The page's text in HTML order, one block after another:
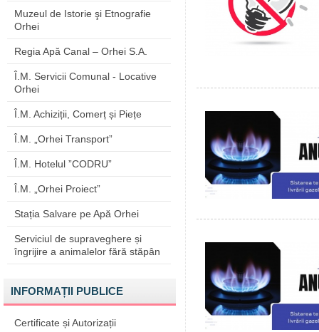
Muzeul de Istorie şi Etnografie
Orhei
Regia Apă Canal – Orhei S.A.
Î.M. Servicii Comunal - Locative
Orhei
Î.M. Achiziții, Comerț și Piețe
Î.M. „Orhei Transport”
Î.M. Hotelul ”CODRU”
Î.M. „Orhei Proiect”
Stația Salvare pe Apă Orhei
Serviciul de supraveghere și
îngrijire a animalelor fără stăpân
INFORMAȚII PUBLICE
Certificate și Autorizații